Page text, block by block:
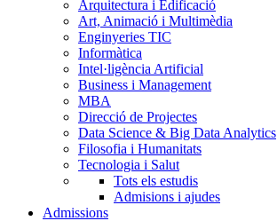
Arquitectura i Edificació
Art, Animació i Multimèdia
Enginyeries TIC
Informàtica
Intel·ligència Artificial
Business i Management
MBA
Direcció de Projectes
Data Science & Big Data Analytics
Filosofia i Humanitats
Tecnologia i Salut
Tots els estudis
Admisions i ajudes
Admissions